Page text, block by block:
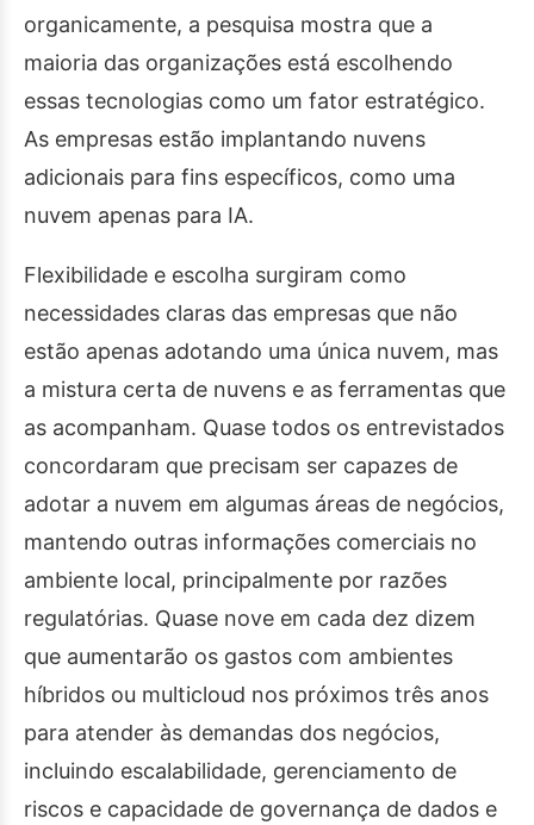
organicamente, a pesquisa mostra que a
maioria das organizações está escolhendo
essas tecnologias como um fator estratégico.
As empresas estão implantando nuvens
adicionais para fins específicos, como uma
nuvem apenas para IA.
Flexibilidade e escolha surgiram como
necessidades claras das empresas que não
estão apenas adotando uma única nuvem, mas
a mistura certa de nuvens e as ferramentas que
as acompanham. Quase todos os entrevistados
concordaram que precisam ser capazes de
adotar a nuvem em algumas áreas de negócios,
mantendo outras informações comerciais no
ambiente local, principalmente por razões
regulatórias. Quase nove em cada dez dizem
que aumentarão os gastos com ambientes
híbridos ou multicloud nos próximos três anos
para atender às demandas dos negócios,
incluindo escalabilidade, gerenciamento de
riscos e capacidade de governança de dados e